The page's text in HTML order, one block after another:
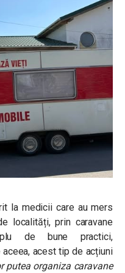
la medicii care au mers
localități, prin caravane
de bune practici,
acest tip de acțiuni
putea organiza caravane